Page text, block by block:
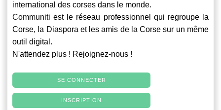
international des corses dans le monde.
Communiti est le réseau professionnel qui regroupe la
Corse, la Diaspora et les amis de la Corse sur un même
outil digital.
N'attendez plus ! Rejoignez-nous !
SE CONNECTER
INSCRIPTION